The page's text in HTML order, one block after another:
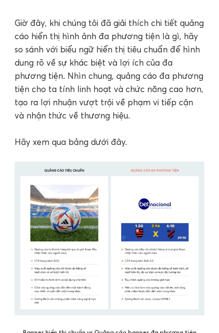
Giờ đây, khi chúng tôi đã giải thích chi tiết quảng
cáo hiển thị hình ảnh đa phương tiện là gì, hãy
so sánh với biểu ngữ hiển thị tiêu chuẩn để hình
dung rõ về sự khác biệt và lợi ích của đa
phương tiện. Nhìn chung, quảng cáo đa phương
tiện cho ta tính linh hoạt và chức năng cao hơn,
tạo ra lợi nhuận vượt trội về phạm vi tiếp cận
và nhận thức về thương hiệu.
Hãy xem qua bảng dưới đây.